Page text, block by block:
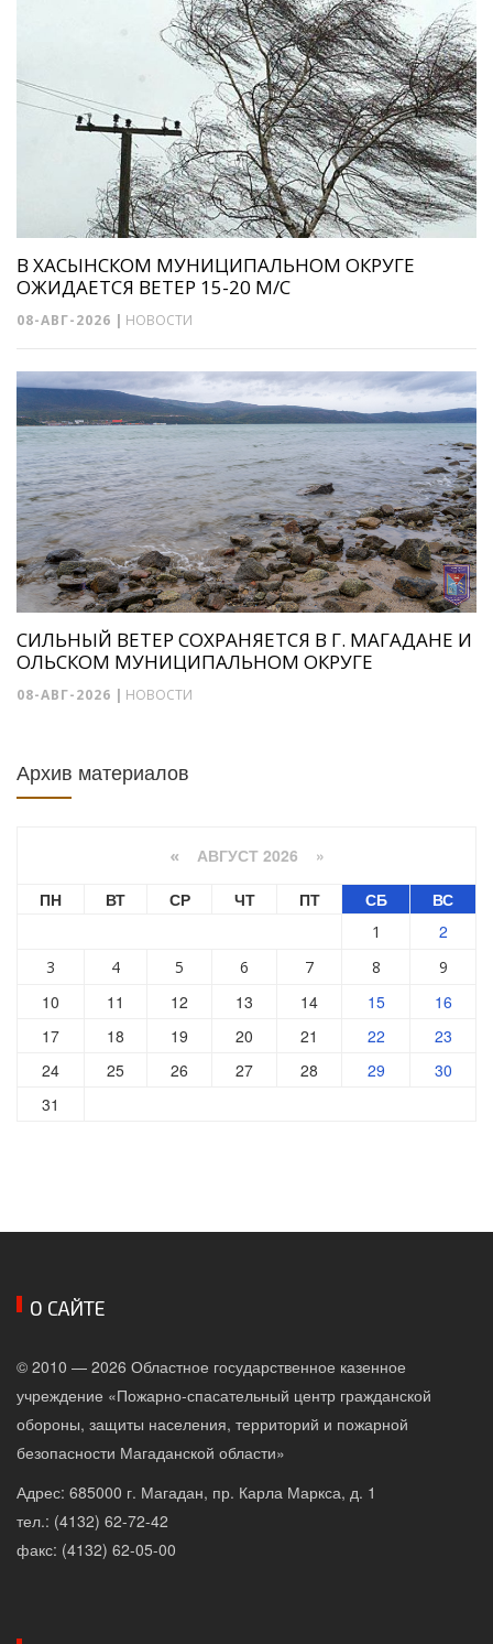
В ХАСЫНСКОМ МУНИЦИПАЛЬНОМ ОКРУГЕ
ОЖИДАЕТСЯ ВЕТЕР 15-20 М/С
08-АВГ-2026 | НОВОСТИ
СИЛЬНЫЙ ВЕТЕР СОХРАНЯЕТСЯ В Г. МАГАДАНЕ И
ОЛЬСКОМ МУНИЦИПАЛЬНОМ ОКРУГЕ
08-АВГ-2026 | НОВОСТИ
Архив материалов
« АВГУСТ 2026 »
ПН
ВТ СР ЧТ ПТ СБ ВС
1 2
3 4 5 6 7 8 9
10 11 12 13 14 15
16
17
18 19 20 21 22
23
24
25 26 27 28 29
30
31
О САЙТЕ
© 2010 — 2026 Областное государственное казенное
учреждение «Пожарно-спасательный центр гражданской
обороны, защиты населения, территорий и пожарной
безопасности Магаданской области»
Адрес: 685000 г. Магадан, пр. Карла Маркса, д. 1
тел.: (4132) 62-72-42
факс: (4132) 62-05-00